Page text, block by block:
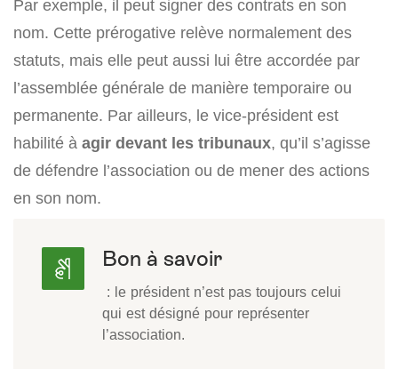
Par exemple, il peut signer des contrats en son
nom. Cette prérogative relève normalement des
statuts, mais elle peut aussi lui être accordée par
l’assemblée générale de manière temporaire ou
permanente. Par ailleurs, le vice-président est
habilité à agir devant les tribunaux, qu’il s’agisse
de défendre l’association ou de mener des actions
en son nom.
Bon à savoir
: le président n’est pas toujours celui
qui est désigné pour représenter
l’association.